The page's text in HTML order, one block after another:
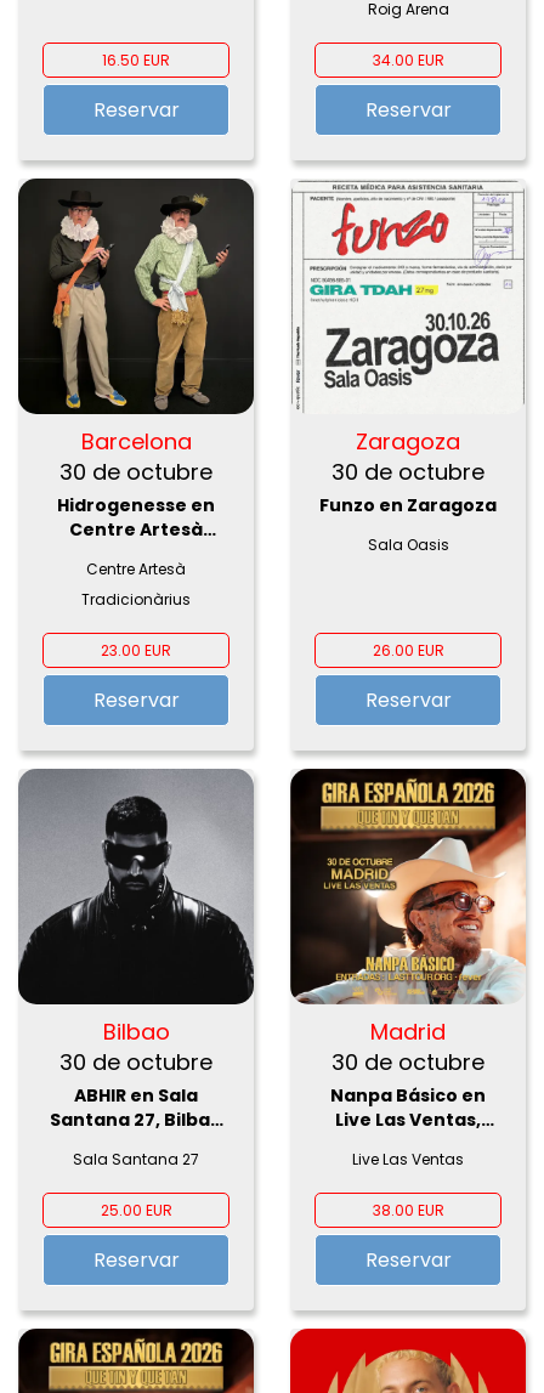
16.50 EUR
Reservar
2026
Roig Arena
34.00 EUR
Reservar
Barcelona
30 de octubre
Hidrogenesse en
Centre Artesà
Barcelona 2026
Centre Artesà
Tradicionàrius
23.00 EUR
Reservar
Zaragoza
30 de octubre
Funzo en Zaragoza
Sala Oasis
26.00 EUR
Reservar
Bilbao
30 de octubre
ABHIR en Sala
Santana 27, Bilbao
Sala Santana 27
25.00 EUR
Reservar
Madrid
30 de octubre
Nanpa Básico en
Live Las Ventas,
Live Las Ventas
38.00 EUR
Reservar